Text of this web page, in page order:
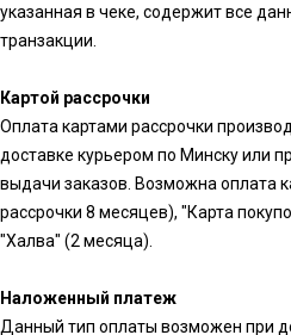
указанная в чеке, содержит все
транзакции.
Картой рассрочки
Оплата картами рассрочки
доставке курьером по Минску или
выдачи заказов. Возможна оплата
рассрочки 8 месяцев), "Карта
"Халва" (2 месяца).
Наложенный платеж
Данный тип оплаты возможен при